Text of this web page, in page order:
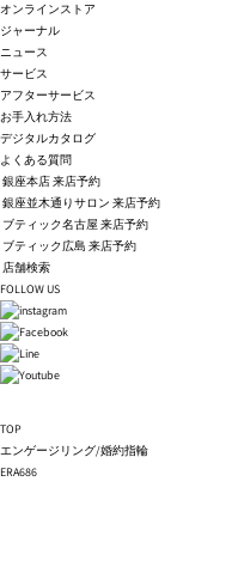
オンラインストア
ジャーナル
ニュース
サービス
アフターサービス
お手入れ方法
デジタルカタログ
よくある質問
銀座本店 来店予約
銀座並木通りサロン 来店予約
ブティック名古屋 来店予約
ブティック広島 来店予約
店舗検索
FOLLOW US
TOP
エンゲージリング/婚約指輪
ERA686